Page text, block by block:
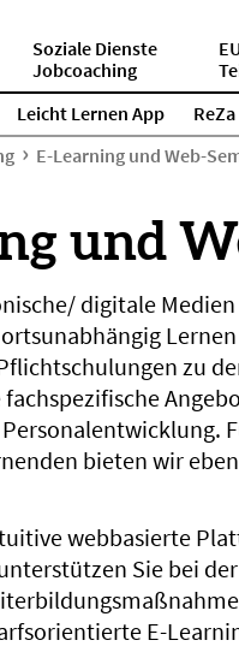
Soziale Dienste
Jobcoaching
Leicht Lernen App ReZa
E-Learning und Web-
und
digitale
zu
bieten wir
webbasierte
Sie bei
E-